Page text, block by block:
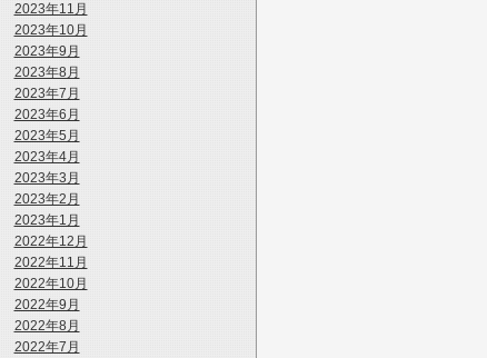
2023年11月
2023年10月
2023年9月
2023年8月
2023年7月
2023年6月
2023年5月
2023年4月
2023年3月
2023年2月
2023年1月
2022年12月
2022年11月
2022年10月
2022年9月
2022年8月
2022年7月